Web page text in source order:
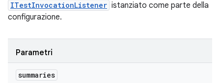
ITestInvocationListener istanziato come parte della
configurazione.
Parametri
summaries